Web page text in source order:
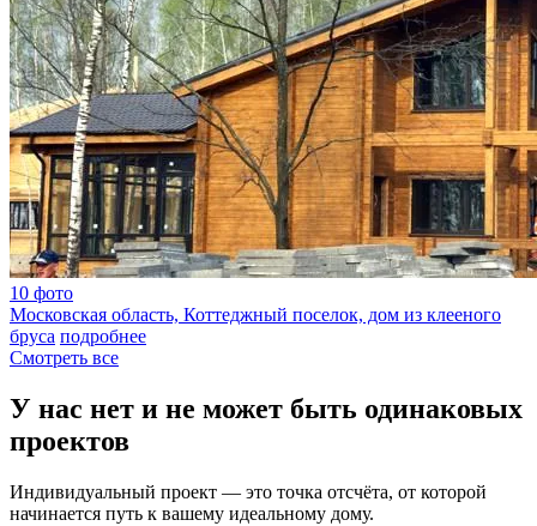
10 фото
Московская область, Коттеджный поселок, дом из клееного
бруса подробнее
Cмотреть все
У нас нет и не может быть одинаковых
проектов
Индивидуальный проект — это точка отсчёта, от которой
начинается путь к вашему идеальному дому.